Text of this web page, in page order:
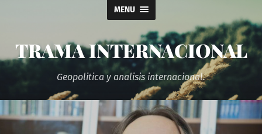
MENU
TRAMA INTERNACIONAL
Geopolitica y analisis internacional.